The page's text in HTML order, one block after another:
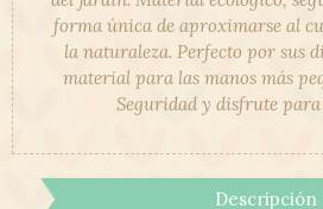
forma única de aproximarse al
la naturaleza. Perfecto por sus
material para las manos más
Seguridad y disfrute para
Descripción